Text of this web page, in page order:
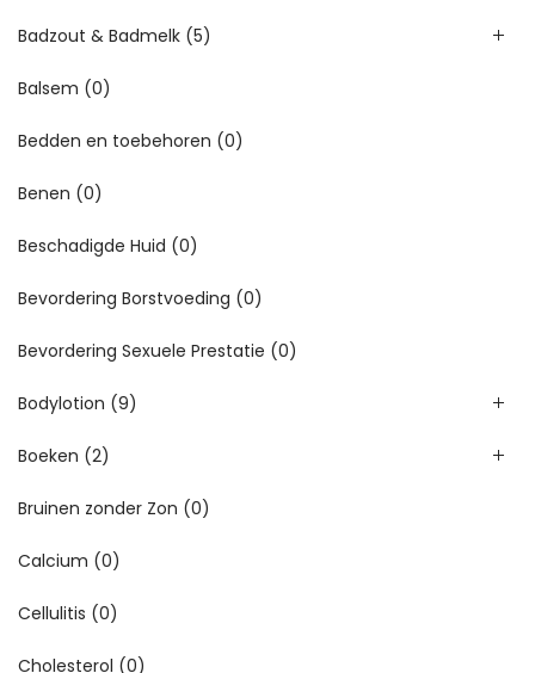
Badzout & Badmelk (5)
Balsem (0)
Bedden en toebehoren (0)
Benen (0)
Beschadigde Huid (0)
Bevordering Borstvoeding (0)
Bevordering Sexuele Prestatie (0)
Bodylotion (9)
Boeken (2)
Bruinen zonder Zon (0)
Calcium (0)
Cellulitis (0)
Cholesterol (0)